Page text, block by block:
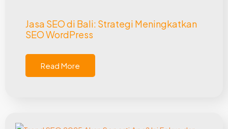
Jasa SEO di Bali: Strategi Meningkatkan
SEO WordPress
Read More